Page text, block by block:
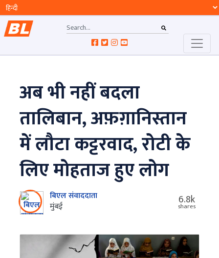
अब भी नहीं बदला
तालिबान, अफ़ग़ानिस्तान
में लौटा कट्टरवाद, रोटी के
लिए मोहताज हुए लोग
बिएल संवाददाता
मुंबई
6.8k
shares